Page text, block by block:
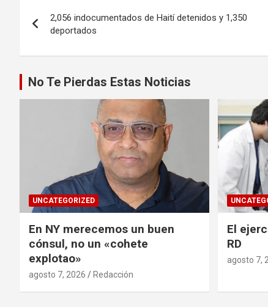
de
entradas
2,056 indocumentados de Haití detenidos y 1,350
deportados
No Te Pierdas Estas Noticias
UNCATEGORIZED
En NY merecemos un buen
cónsul, no un «cohete
explotao»
agosto 7, 2026 Redacción
El
RD
agosto 7,